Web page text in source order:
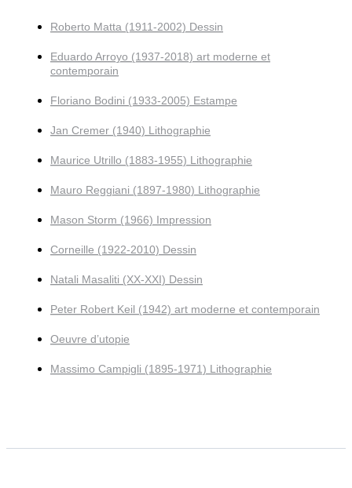
Roberto Matta (1911-2002) Dessin
Eduardo Arroyo (1937-2018) art moderne et
contemporain
Floriano Bodini (1933-2005) Estampe
Jan Cremer (1940) Lithographie
Maurice Utrillo (1883-1955) Lithographie
Mauro Reggiani (1897-1980) Lithographie
Mason Storm (1966) Impression
Corneille (1922-2010) Dessin
Natali Masaliti (XX-XXI) Dessin
Peter Robert Keil (1942) art moderne et contemporain
Oeuvre d’utopie
Massimo Campigli (1895-1971) Lithographie